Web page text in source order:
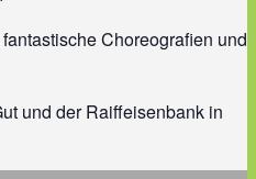
Choreografien und
und der Raiffeisenbank in